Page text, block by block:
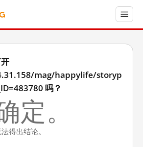
mag/happylife/storyp
吗？
定。
得出结论。